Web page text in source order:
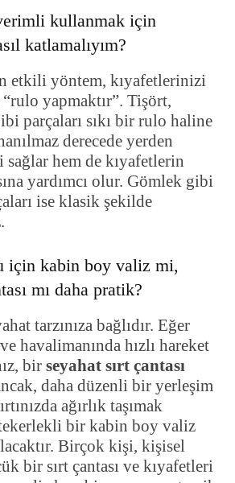
kullanmak için
katlamalıyım?
etkili yöntem, kıyafetlerinizi
yapmaktır”. Tişört,
parçaları sıkı bir rulo haline
derecede yerden
sağlar hem de kıyafetlerin
yardımcı olur. Gömlek gibi
ise klasik şekilde
için kabin boy valiz mi,
mı daha pratik?
tarzınıza bağlıdır. Eğer
havalimanında hızlı hareket
bir seyahat sırt çantası
daha düzenli bir yerleşim
ağırlık taşımak
bir kabin boy valiz
Birçok kişi, kişisel
bir sırt çantası ve kıyafetleri